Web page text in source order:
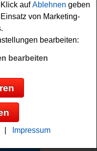
mit
Socken und
aufAblehnen geben
von Marketing-
bearbeiten:
bearbeiten
Impressum